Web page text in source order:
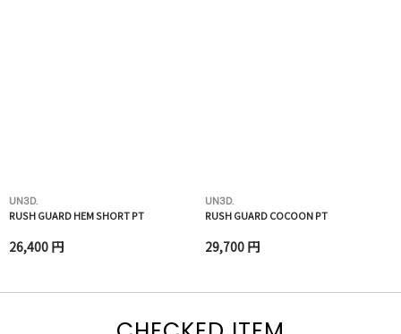
UN3D.
RUSH GUARD HEM SHORT PT
26,400 円
UN3D.
RUSH GUARD COCOON PT
29,700 円